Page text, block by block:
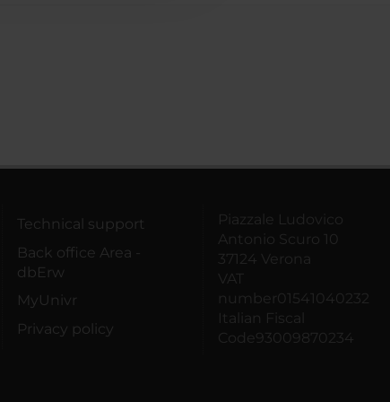
Technical support
Back office Area -
dbErw
MyUnivr
Privacy policy
Piazzale Ludovico
Antonio Scuro 10
37124 Verona
VAT
number01541040232
Italian Fiscal
Code93009870234